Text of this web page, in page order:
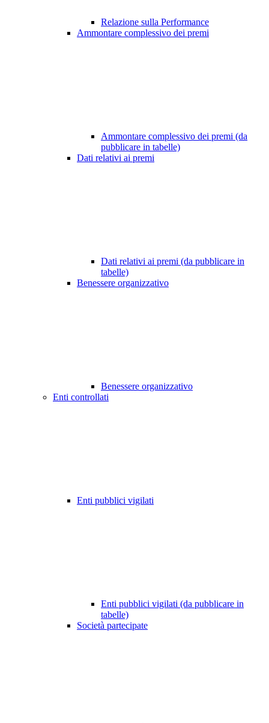
Relazione sulla Performance
Ammontare complessivo dei premi
Ammontare complessivo dei premi (da
pubblicare in tabelle)
Dati relativi ai premi
Dati relativi ai premi (da pubblicare in
tabelle)
Benessere organizzativo
Benessere organizzativo
Enti controllati
Enti pubblici vigilati
Enti pubblici vigilati (da pubblicare in
tabelle)
Società partecipate